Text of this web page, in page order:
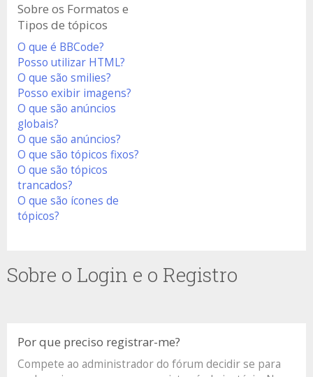
Sobre os Formatos e
Tipos de tópicos
O que é BBCode?
Posso utilizar HTML?
O que são smilies?
Posso exibir imagens?
O que são anúncios
globais?
O que são anúncios?
O que são tópicos fixos?
O que são tópicos
trancados?
O que são ícones de
tópicos?
Sobre o Login e o Registro
Por que preciso registrar-me?
Compete ao administrador do fórum decidir se para